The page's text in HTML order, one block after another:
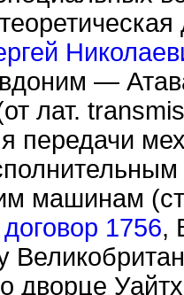
—
лат.
передачи
машинам
1756,
дворце